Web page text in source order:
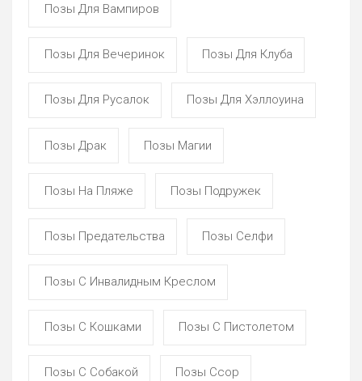
Позы Для Вампиров
Позы Для Вечеринок Позы Для Клуба
Позы Для Русалок Позы Для Хэллоуина
Позы Драк Позы Магии
Позы На Пляже Позы Подружек
Позы Предательства Позы Селфи
Позы С Инвалидным Креслом
Позы С Кошками Позы С Пистолетом
Позы С Собакой Позы Ссор